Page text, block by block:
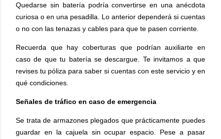
Quedarse sin batería podría convertirse en una anécdota
curiosa o en una pesadilla. Lo anterior dependerá si cuentas
o no con las tenazas y cables para que te pasen corriente.
Recuerda que hay coberturas que podrían auxiliarte en
caso de que tu batería se descargue. Te invitamos a que
revises tu póliza para saber si cuentas con este servicio y en
qué condiciones.
Señales de tráfico en caso de emergencia
Se trata de armazones plegados que prácticamente puedes
guardar en la cajuela sin ocupar espacio. Pese a pasar